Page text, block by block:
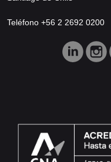
Teléfono +56 2 2692 0200